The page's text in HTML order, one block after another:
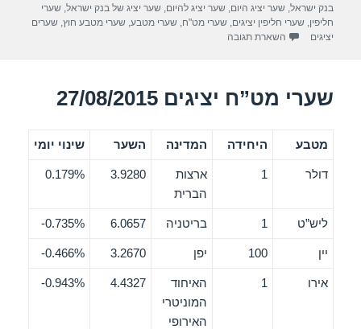
o
k
בנק ישראל,שער יציג היום,שער יציג להיום,שער יציג של בנק ישראל,שערי
חליפין,שערי חליפין יציגים,שערי מט"ח,שערי מטבע,שערי מטבע חוץ,שערים
יציגים
השארת תגובה
שערי מט”ח יציגים 27/08/2015
מטבע היחידה המדינה השער שינוי יומי
דולר 1
ארצות
הברית
3.9280
0.179%
ליש”ט 1 בריטניה 6.0657
0.735%-
יין 100 יפן 3.2670
0.466%-
אירו 1
האיחוד
המוניטרי
האירופי
4.4327
0.943%-